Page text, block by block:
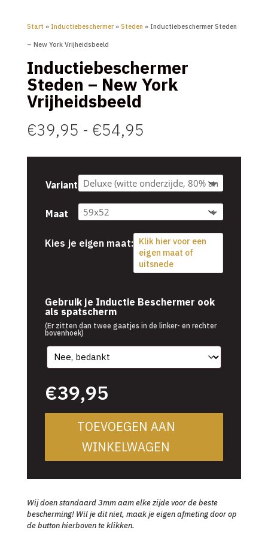
Start » Inductiebeschermer» Steden » Inductiebeschermer Steden
– New York Vrijheidsbeeld
Inductiebeschermer
Steden – New York
Vrijheidsbeeld
€39,95 - €54,95
€54,95
Variant
Maat
Kies je eigen maat: Klik hier voor een
eigen maat of
uitsnede
€39,95
Gebruik je Inductie Beschermer ook
als spatscherm
(Er zitten dan twee gaatjes in de linker- en rechter
bovenhoek)
€39,95
TOEVOEGEN AAN
WINKELWAGEN
Wij doen standaard 3mm aam elke zijde voor de beste
bescherming! Wil je dit niet, maak je eigen afmeting door op
de button hierboven te klikken.